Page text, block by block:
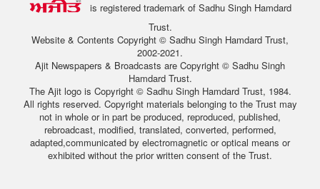
is registered trademark of Sadhu Singh Hamdard
Trust.
Website & Contents Copyright © Sadhu Singh Hamdard Trust,
2002-2021.
Ajit Newspapers & Broadcasts are Copyright © Sadhu Singh
Hamdard Trust.
The Ajit logo is Copyright © Sadhu Singh Hamdard Trust, 1984.
All rights reserved. Copyright materials belonging to the Trust may
not in whole or in part be produced, reproduced, published,
rebroadcast, modified, translated, converted, performed,
adapted,communicated by electromagnetic or optical means or
exhibited without the prior written consent of the Trust.